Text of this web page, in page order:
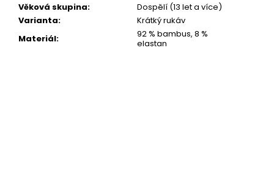
Věková skupina:
Dospělí (13 let a více)
Varianta:
Krátký rukáv
Materiál:
92 % bambus, 8 %
elastan